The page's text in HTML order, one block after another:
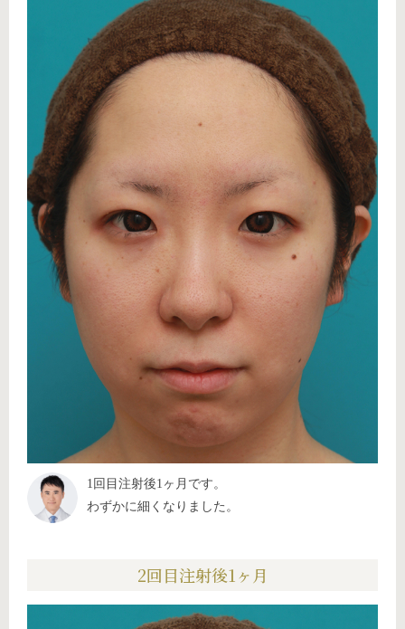
1回目注射後1ヶ月です。
わずかに細くなりました。
2回目注射後1ヶ月